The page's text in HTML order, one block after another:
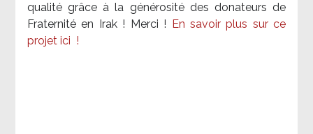
qualité grâce à la générosité des donateurs de
Fraternité en Irak ! Merci !
En savoir plus sur ce
projet ici !